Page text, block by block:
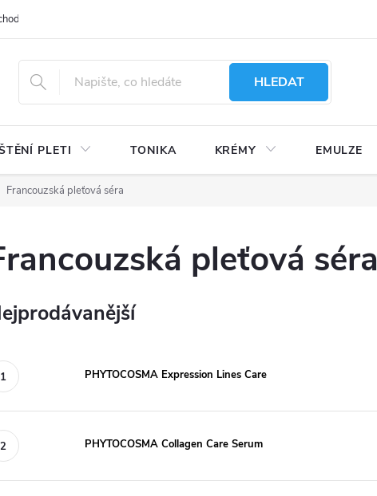
HLEDAT
PLETI TONIKA KRÉMY EMULZE
Francouzská pleťová séra
pleťová séra
PHYTOCOSMA Expression Lines Care
PHYTOCOSMA Collagen Care Serum